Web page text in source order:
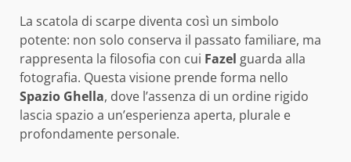
La scatola di scarpe diventa così un simbolo
potente: non solo conserva il passato familiare, ma
rappresenta la filosofia con cui Fazel guarda alla
fotografia. Questa visione prende forma nello
Spazio Ghella, dove l’assenza di un ordine rigido
lascia spazio a un’esperienza aperta, plurale e
profondamente personale.